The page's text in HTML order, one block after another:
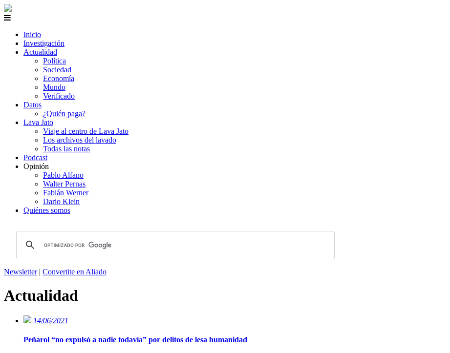
Inicio
Investigación
Actualidad
Política
Sociedad
Economía
Mundo
Verificado
Datos
¿Quién paga?
Lava Jato
Viaje al centro de Lava Jato
Los archivos del lavado
Todas las notas
Podcast
Opinión
Pablo Alfano
Walter Pernas
Fabián Werner
Dario Klein
Quiénes somos
Newsletter| Convertite en Aliado
Actualidad
14/06/2021
Peñarol “no expulsó a nadie todavía” por delitos de lesa humanidad